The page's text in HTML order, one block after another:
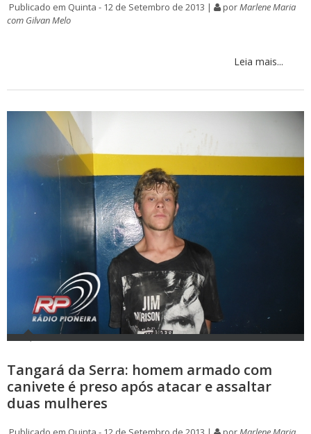
Publicado em Quinta - 12 de Setembro de 2013 | porMarlene Maria
com Gilvan Melo
Leia mais...
Tangará da Serra: homem armado com
canivete é preso após atacar e assaltar
duas mulheres